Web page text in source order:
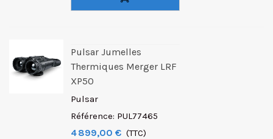
Pulsar Jumelles
Thermiques Merger LRF
XP50
Pulsar
Référence: PUL77465
4 899,00 € (TTC)